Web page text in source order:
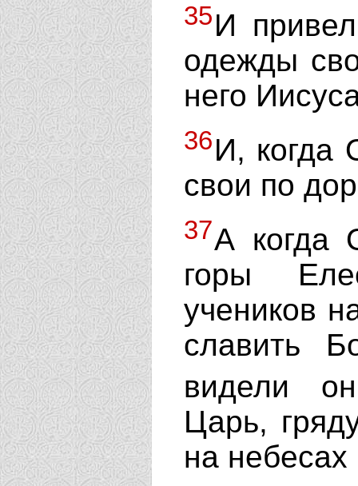
35И
одежды
него
36И, когда
свои по
37А когда
горы
учеников
славить
видели
Царь,
на